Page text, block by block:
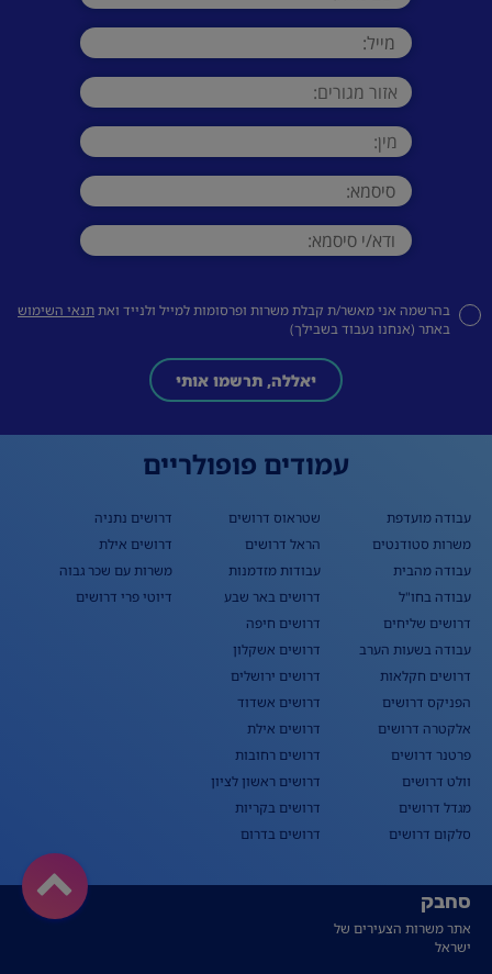
בהרשמה אני מאשר/ת קבלת משרות ופרסומות למייל ולנייד ואתתנאי השימוש
באתר (אנחנו נעבוד בשבילך)
יאללה, תרשמו אותי
עמודים פופולריים
עבודה מועדפת
משרות סטודנטים
עבודה מהבית
עבודה בחו"ל
דרושים שליחים
עבודה בשעות הערב
דרושים חקלאות
הפניקס דרושים
אלקטרה דרושים
פרטנר דרושים
וולט דרושים
מגדל דרושים
סלקום דרושים
שטראוס דרושים
הראל דרושים
עבודות מזדמנות
דרושים באר שבע
דרושים חיפה
דרושים אשקלון
דרושים ירושלים
דרושים אשדוד
דרושים אילת
דרושים רחובות
דרושים ראשון לציון
דרושים בקריות
דרושים בדרום
דרושים נתניה
דרושים אילת
משרות עם שכר גבוה
דיוטי פרי דרושים
סחבק
אתר משרות הצעירים של
ישראל